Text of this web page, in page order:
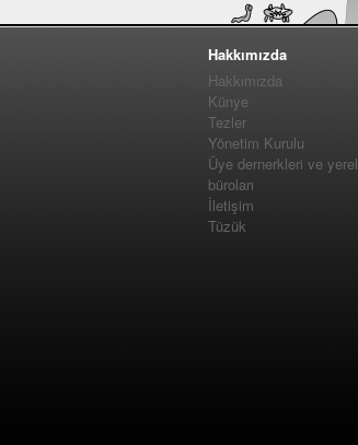
Hakkımızda
Hakkımızda
Künye
Tezler
Yönetim Kurulu
Üye dernerkleri ve yerel
büroları
İletişim
Tüzük